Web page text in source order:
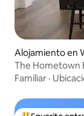
Alojamiento en
The Hometown
renovado
Familiar ·